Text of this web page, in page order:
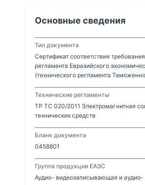
Основные сведения
Тип документа
Сертификат соответствия
регламента Евразийского
(технического регламента
Технические регламенты
ТР ТС 020/2011 Электромагнитная
технических средств
Бланк документа
0458801
Группа продукции ЕАЭС
Аудио- видеозаписывающая и аудио-